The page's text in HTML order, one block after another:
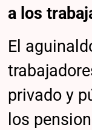
a los
El
privado y
los